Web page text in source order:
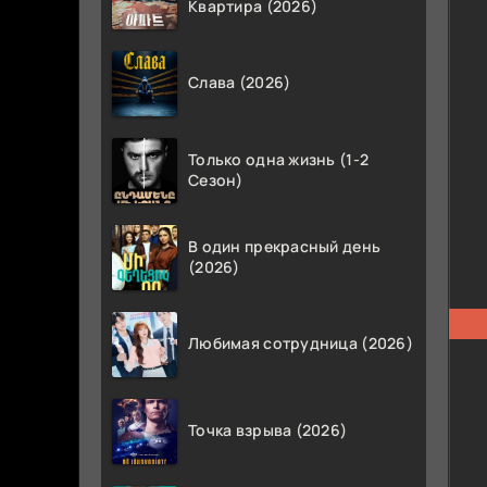
Квартира (2026)
Слава (2026)
Только одна жизнь (1-2
Сезон)
В один прекрасный день
(2026)
Любимая сотрудница (2026)
Точка взрыва (2026)